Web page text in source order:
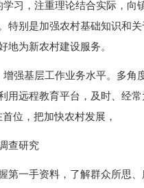
学习，注重理论结合实际，
特别是加强农村基础知识和
地为新农村建设服务。
增强基层工作业务水平。多角
用远程教育平台，及时、经
位，把加快农村发展，
查研究
第一手资料，了解群众所思